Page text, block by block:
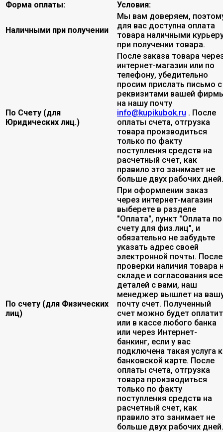
Форма оплаты: Условия:
Наличными при получении
Мы вам доверяем,
для вас доступна оплата
товара наличными
при получении товара.
По Счету (для
Юридических лиц.)
После заказа товара
интернет-магазин или по
телефону, убедительно
просим прислать письмо с
реквизитами вашей
на нашу почту
info@kupikubok.ru . После
оплаты счета, отгрузка
товара производиться
только по факту
поступления средств на
расчетный счет, как
правило это занимает не
больше двух рабочих дней.
По счету (для Физических
лиц)
При оформлении заказ
через интернет-магазин
выберете в разделе
"Оплата", пункт "Оплата по
счету для физ.лиц", и
обязательно не забудьте
указать адрес своей
электронной почты. После
проверки наличия товара
складе и согласования
деталей с вами, наш
менеджер вышлет на
почту счет. Полученный
счет можно будет
или в кассе любого банка
или через Интернет-
банкинг, если у вас
подключена такая услуга к
банковской карте. После
оплаты счета, отгрузка
товара производиться
только по факту
поступления средств на
расчетный счет, как
правило это занимает не
больше двух рабочих дней.